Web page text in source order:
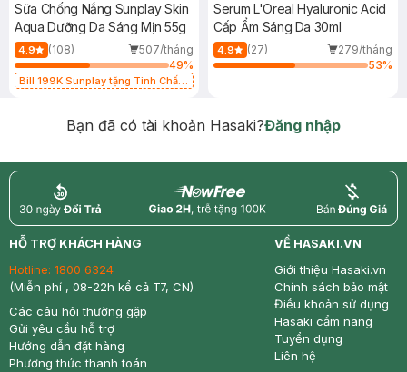
Sữa Chống Nắng Sunplay Skin
Aqua Dưỡng Da Sáng Mịn 55g
4.9 (108)
507/tháng
49%
Bill 199K Sunplay tặng Tinh Chất
Serum L'Oreal Hyaluronic Acid
Cấp Ẩm Sáng Da 30ml
4.9 (27)
279/tháng
53%
Bạn đã có tài khoản Hasaki?Đăng nhập
return nowfree price
HỖ TRỢ KHÁCH HÀNG
Hotline: 1800 6324
(Miễn phí , 08-22h kể cả T7, CN)
Các câu hỏi thường gặp
Gửi yêu cầu hỗ trợ
Hướng dẫn đặt hàng
Phương thức thanh toán
VỀ HASAKI.VN
Giới thiệu Hasaki.vn
Chính sách bảo mật
Điều khoản sử dụng
Hasaki cẩm nang
Tuyển dụng
Liên hệ